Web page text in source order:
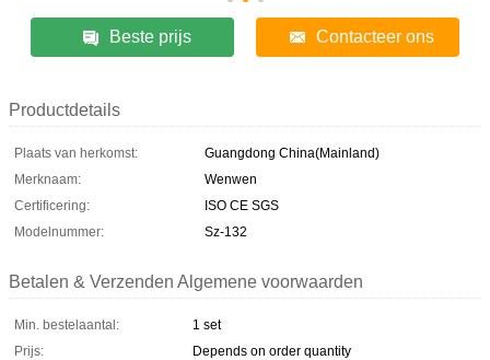
Beste prijs Contacteer ons
Productdetails
Plaats van herkomst:
Guangdong China(Mainland)
Merknaam:
Wenwen
Certificering:
ISO CE SGS
Modelnummer:
Sz-132
Betalen & Verzenden Algemene voorwaarden
Min. bestelaantal:
1 set
Prijs:
Depends on order quantity